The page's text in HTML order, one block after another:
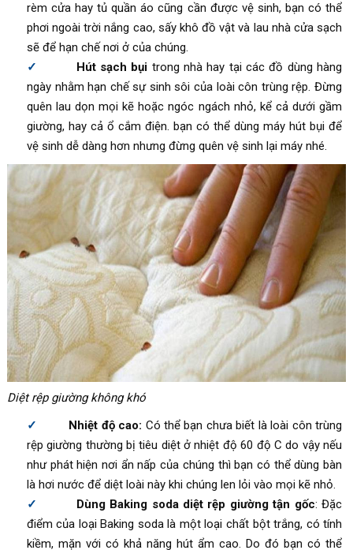
rèm cửa hay tủ quần áo cũng cần được vệ sinh, bạn có thể
phơi ngoài trời nắng cao, sấy khô đồ vật và lau nhà cửa sạch
sẽ để hạn chế nơi ở của chúng.
Hút sạch bụi trong nhà hay tại các đồ dùng hàng
ngày nhằm hạn chế sự sinh sôi của loài côn trùng rệp. Đừng
quên lau dọn mọi kẽ hoặc ngóc ngách nhỏ, kể cả dưới gầm
giường, hay cả ổ cắm điện. bạn có thể dùng máy hút bụi để
vệ sinh dễ dàng hơn nhưng đừng quên vệ sinh lại máy nhé.
Diệt rệp giường không khó
Nhiệt độ cao: Có thể bạn chưa biết là loài côn trùng
rệp giường thường bị tiêu diệt ở nhiệt độ 60 độ C do vậy nếu
như phát hiện nơi ẩn nấp của chúng thì bạn có thể dùng bàn
là hơi nước để diệt loài này khi chúng len lỏi vào mọi kẽ nhỏ.
Dùng Baking soda diệt rệp giường tận gốc: Đặc
điểm của loại Baking soda là một loại chất bột trắng, có tính
kiềm, mặn với có khả năng hút ẩm cao. Do đó bạn có thể